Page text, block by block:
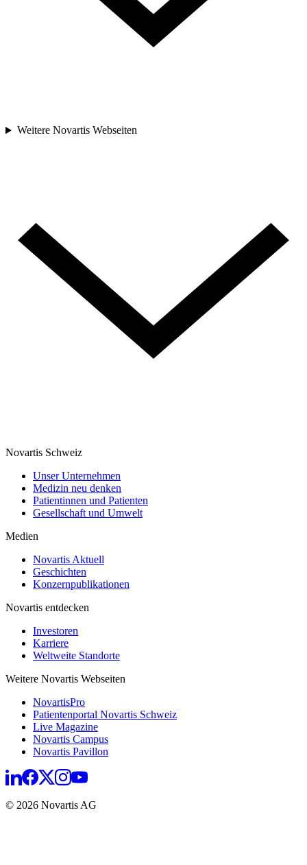
Weitere Novartis Webseiten
Novartis Schweiz
Unser Unternehmen
Medizin neu denken
Patientinnen und Patienten
Gesellschaft und Umwelt
Medien
Novartis Aktuell
Geschichten
Konzernpublikationen
Novartis entdecken
Investoren
Karriere
Weltweite Standorte
Weitere Novartis Webseiten
NovartisPro
Patientenportal Novartis Schweiz
Live Magazine
Novartis Campus
Novartis Pavillon
© 2026 Novartis AG